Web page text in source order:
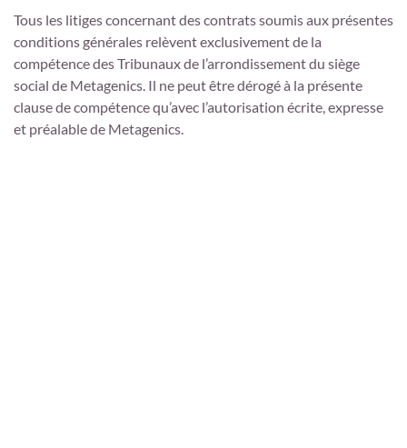
Tous les litiges concernant des contrats soumis aux présentes
conditions générales relèvent exclusivement de la
compétence des Tribunaux de l’arrondissement du siège
social de Metagenics. Il ne peut être dérogé à la présente
clause de compétence qu’avec l’autorisation écrite, expresse
et préalable de Metagenics.